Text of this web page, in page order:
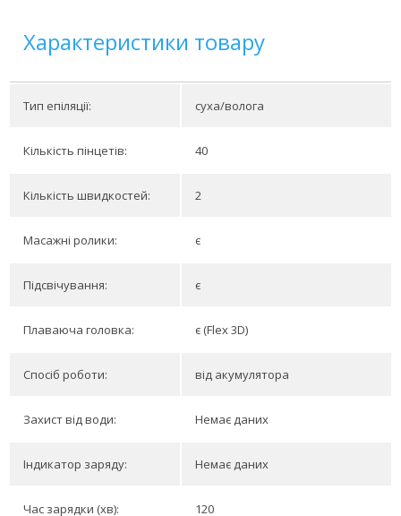
Характеристики товару
Тип епіляції: суха/волога
Кількість пінцетів: 40
Кількість швидкостей: 2
Масажні ролики: є
Підсвічування: є
Плаваюча головка: є (Flex 3D)
Спосіб роботи: від акумулятора
Захист від води: Немає даних
Індикатор заряду: Немає даних
Час зарядки (хв): 120